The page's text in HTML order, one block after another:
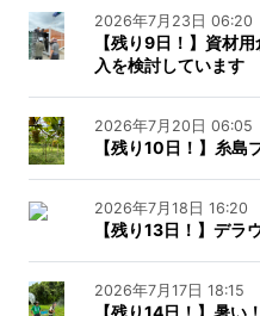
2026年7月23日 06:20
【残り9日！】資材
入を検討しています
2026年7月20日 06:05
【残り10日！】糸島
2026年7月18日 16:20
【残り13日！】デ
2026年7月17日 18:15